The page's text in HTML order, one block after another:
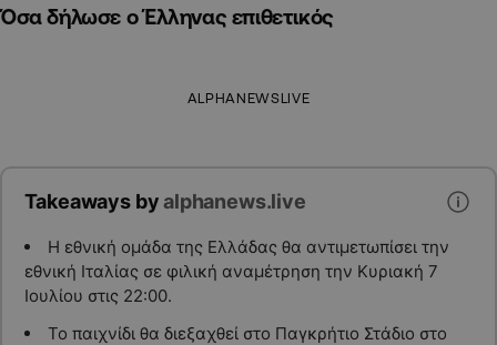
Όσα δήλωσε ο Έλληνας επιθετικός
ALPHANEWSLIVE
Takeaways byalphanews.live
Η εθνική ομάδα της Ελλάδας θα αντιμετωπίσει την
εθνική Ιταλίας σε φιλική αναμέτρηση την Κυριακή 7
Ιουλίου στις 22:00.
Το παιχνίδι θα διεξαχθεί στο Παγκρήτιο Στάδιο στο